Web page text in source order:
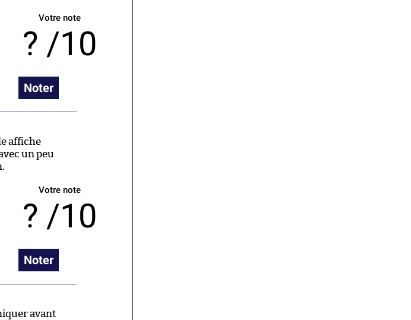
Votre note
/10
Noter
affiche
un peu
Votre note
/10
Noter
avant